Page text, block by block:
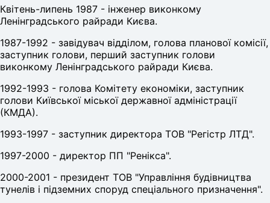
Квітень-липень 1987 - інженер виконкому
Ленінградського райради Києва.
1987-1992 - завідувач відділом, голова планової комісії,
заступник голови, перший заступник голови
виконкому Ленінградського райради Києва.
1992-1993 - голова Комітету економіки, заступник
голови Київської міської державної адміністрації
(КМДА).
1993-1997 - заступник директора ТОВ "Регістр ЛТД".
1997-2000 - директор ПП "Ренікса".
2000-2001 - президент ТОВ "Управління будівництва
тунелів і підземних споруд спеціального призначення".